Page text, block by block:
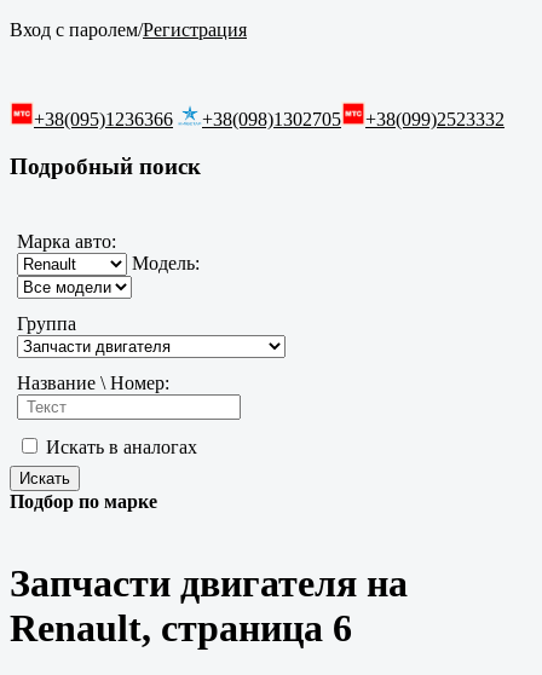
Вход с паролем/Регистрация
+38(095)1236366 +38(098)1302705 +38(099)2523332
Подробный поиск
Марка авто:
Модель:
Группа
Название \ Номер:
Искать в аналогах
Подбор по марке
Запчасти двигателя на
Renault, страница 6